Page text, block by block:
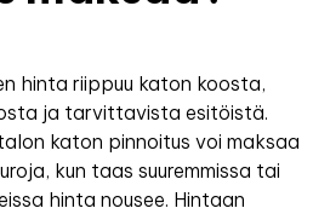
hinta riippuu katon koosta,
ja tarvittavista esitöistä.
katon pinnoitus voi maksaa
kun taas suuremmissa tai
hinta nousee. Hintaan